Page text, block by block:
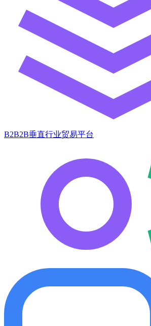
B2B2B垂直行业贸易平台